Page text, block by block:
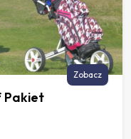
Pakiet
Zobacz